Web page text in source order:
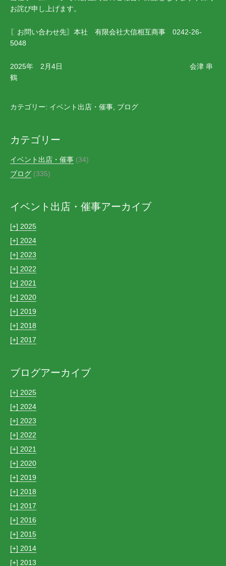
お詫び申し上げます。
〖お問い合わせ先〗本社 有限会社大信相互商事 0242-26-
5048
2025年 2月4日 会津 串
鶴
カテゴリー: イベント出店・催事 ブログ
カテゴリー
イベント出店・催事 (34)
ブログ (335)
イベント出店・催事アーカイブ
[+] 2025
[+] 2024
[+] 2023
[+] 2022
[+] 2021
[+] 2020
[+] 2019
[+] 2018
[+] 2017
ブログアーカイブ
[+] 2025
[+] 2024
[+] 2023
[+] 2022
[+] 2021
[+] 2020
[+] 2019
[+] 2018
[+] 2017
[+] 2016
[+] 2015
[+] 2014
[+] 2013